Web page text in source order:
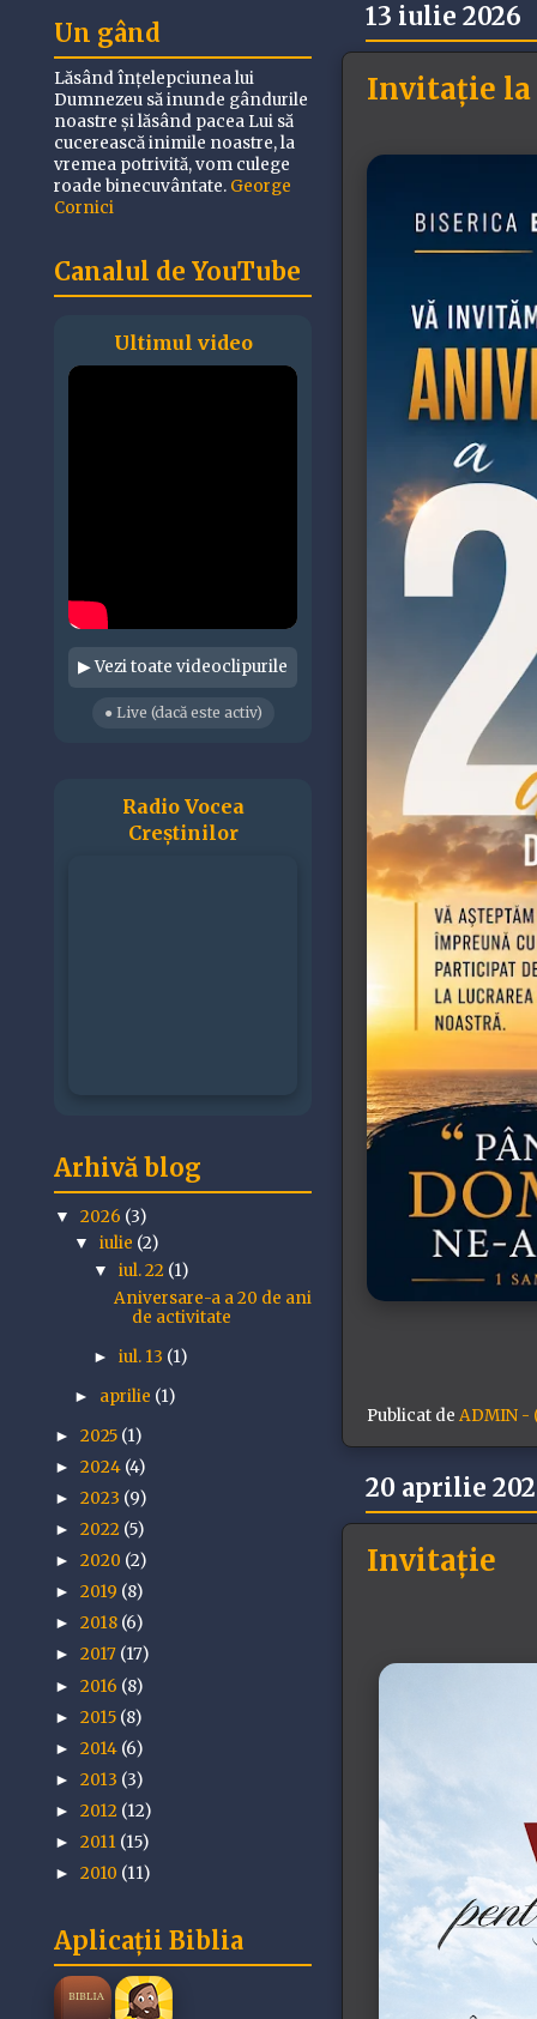
13 iulie 2026
Invitație la
Publicat de ADMIN -
20 aprilie
Invitație
Un gând
Lăsând înțelepciunea lui
Dumnezeu să inunde gândurile
noastre și lăsând pacea Lui să
cucerească inimile noastre, la
vremea potrivită, vom culege
roade binecuvântate. George
Cornici
Canalul de YouTube
Ultimul video
▶ Vezi toate videoclipurile
● Live (dacă este activ)
Radio Vocea
Creștinilor
Arhivă blog
▼ 2026 (3)
▼iulie (2)
▼iul. 22 (1)
Aniversare-a a 20 de ani
de activitate
►iul. 13 (1)
► aprilie (1)
► 2025 (1)
► 2024 (4)
► 2023 (9)
► 2022 (5)
► 2020 (2)
► 2019 (8)
► 2018 (6)
► 2017 (17)
► 2016 (8)
► 2015 (8)
► 2014 (6)
► 2013 (3)
► 2012 (12)
► 2011 (15)
► 2010 (11)
Aplicații Biblia